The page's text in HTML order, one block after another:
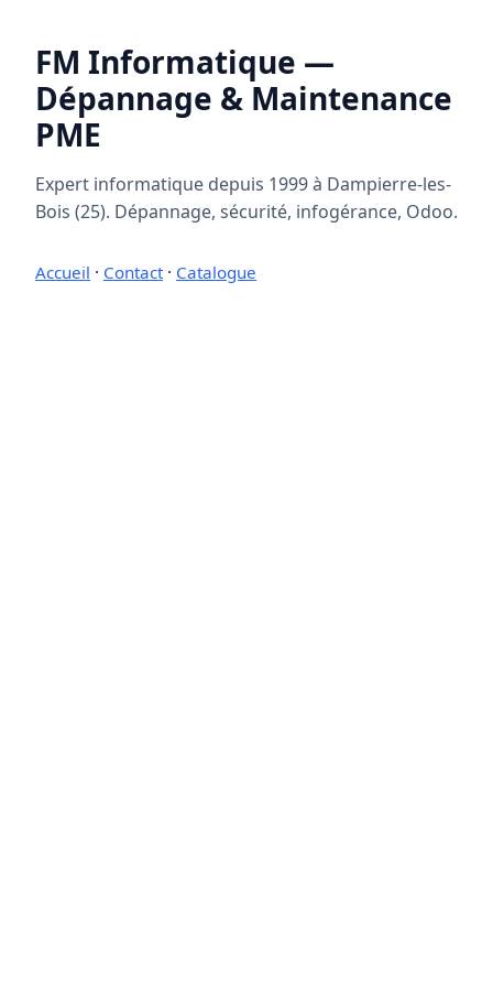
FM Informatique —
Dépannage & Maintenance
PME
Expert informatique depuis 1999 à Dampierre-les-
Bois (25). Dépannage, sécurité, infogérance, Odoo.
Accueil · Contact· Catalogue